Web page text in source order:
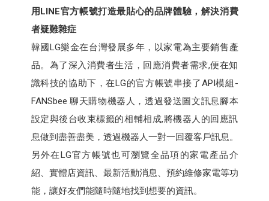
用LINE官方帳號打造最貼心的品牌體驗，解決消費
者疑難雜症
韓國LG樂金在台灣發展多年，以家電為主要銷售產
品。為了深入消費者生活，回應消費者需求,便在知
識科技的協助下，在LG的官方帳號串接了API模組-
FANSbee 聊天購物機器人，透過發送圖文訊息腳本
設定與後台收束標籤的相輔相成,將機器人的回應訊
息做到盡善盡美，透過機器人一對一回覆客戶訊息。
另外在LG官方帳號也可瀏覽全品項的家電產品介
紹、實體店資訊、最新活動消息、預約維修家電等功
能，讓好友們能隨時隨地找到想要的資訊。